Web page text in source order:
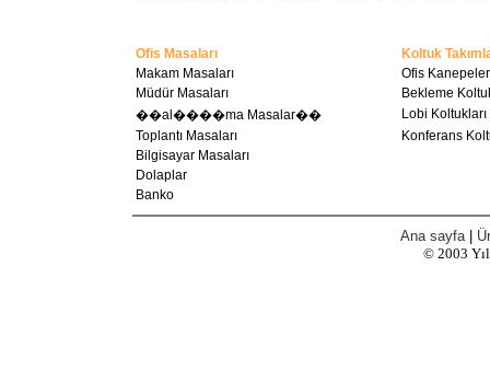
Ofis Masaları
Koltuk
Makam Masaları
Ofis
Müdür Masaları
Bekleme
��al����ma Masalar��
Lobi Koltukları
Toplantı Masaları
Konferans
Bilgisayar Masaları
Dolaplar
Banko
Ana sayfa
© 2003